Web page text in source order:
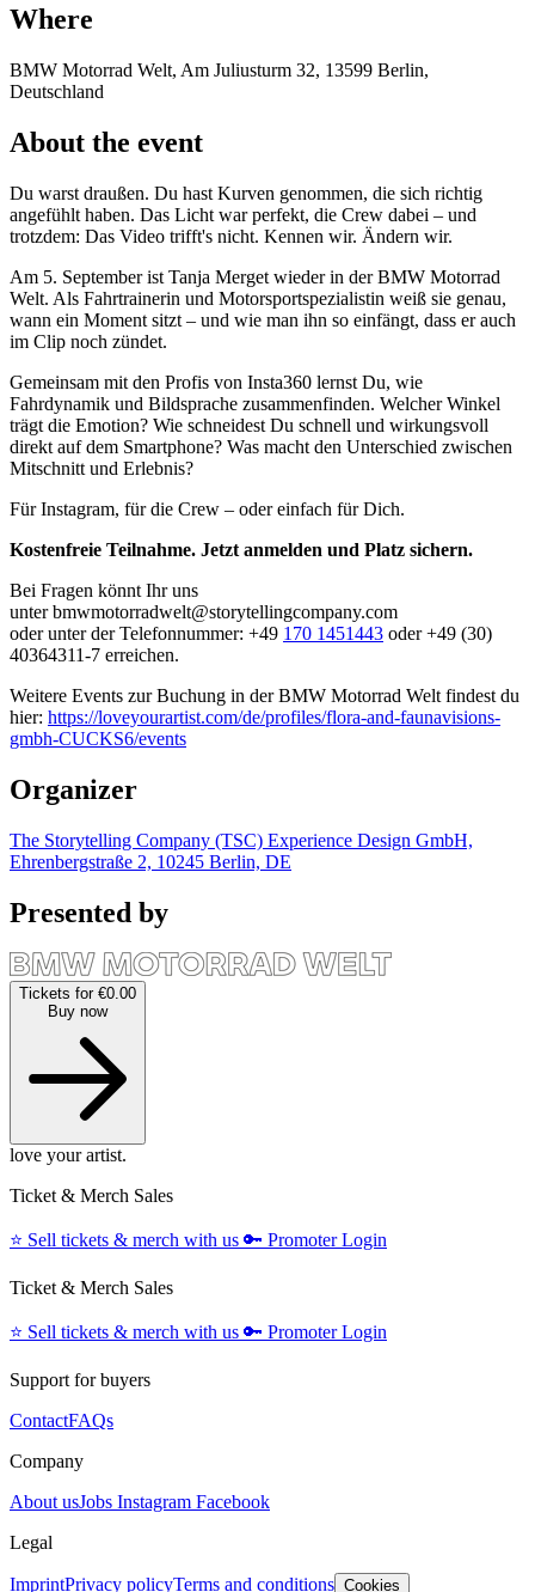
Where
BMW Motorrad Welt, Am Juliusturm 32, 13599 Berlin,
Deutschland
About the event
Du warst draußen. Du hast Kurven genommen, die sich richtig
angefühlt haben. Das Licht war perfekt, die Crew dabei – und
trotzdem: Das Video trifft's nicht. Kennen wir. Ändern wir.
Am 5. September ist Tanja Merget wieder in der BMW Motorrad
Welt. Als Fahrtrainerin und Motorsportspezialistin weiß sie genau,
wann ein Moment sitzt – und wie man ihn so einfängt, dass er auch
im Clip noch zündet.
Gemeinsam mit den Profis von Insta360 lernst Du, wie
Fahrdynamik und Bildsprache zusammenfinden. Welcher Winkel
trägt die Emotion? Wie schneidest Du schnell und wirkungsvoll
direkt auf dem Smartphone? Was macht den Unterschied zwischen
Mitschnitt und Erlebnis?
Für Instagram, für die Crew – oder einfach für Dich.
Kostenfreie Teilnahme. Jetzt anmelden und Platz sichern.
Bei Fragen könnt Ihr uns
unter bmwmotorradwelt@storytellingcompany.com
oder unter der Telefonnummer: +49 170 1451443 oder +49 (30)
40364311-7 erreichen.
Weitere Events zur Buchung in der BMW Motorrad Welt findest du
hier: https://loveyourartist.com/de/profiles/flora-and-faunavisions-
gmbh-CUCKS6/events
Organizer
The Storytelling Company (TSC) Experience Design GmbH,
Ehrenbergstraße 2, 10245 Berlin, DE
Presented by
Tickets for €0.00
Buy now
love your artist.
Ticket & Merch Sales
⭐️ Sell tickets & merch with us 🔑 Promoter Login
Ticket & Merch Sales
⭐️ Sell tickets & merch with us 🔑 Promoter Login
Support for buyers
ContactFAQs
Company
About usJobs Instagram Facebook
Legal
ImprintPrivacy policyTerms and conditions Cookies